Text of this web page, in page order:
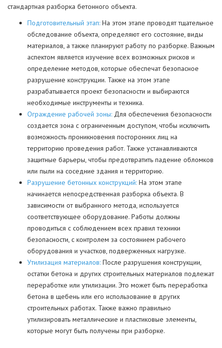
стандартная разборка бетонного объекта.
Подготовительный этап: На этом этапе проводят тщательное
обследование объекта, определяют его состояние, виды
материалов, а также планируют работу по разборке. Важным
аспектом является изучение всех возможных рисков и
определение методов, которые обеспечат безопасное
разрушение конструкции. Также на этом этапе
разрабатывается проект безопасности и выбираются
необходимые инструменты и техника.
Ограждение рабочей зоны: Для обеспечения безопасности
создается зона с ограниченным доступом, чтобы исключить
возможность проникновения посторонних лиц на
территорию проведения работ. Также устанавливаются
защитные барьеры, чтобы предотвратить падение обломков
или пыли на соседние здания и территорию.
Разрушение бетонных конструкций: На этом этапе
начинается непосредственная разборка объекта. В
зависимости от выбранного метода, используется
соответствующее оборудование. Работы должны
проводиться с соблюдением всех правил техники
безопасности, с контролем за состоянием рабочего
оборудования и участков, подверженных нагрузке.
Утилизация материалов: После разрушения конструкции,
остатки бетона и других строительных материалов подлежат
переработке или утилизации. Это может быть переработка
бетона в щебень или его использование в других
строительных работах. Также важно правильно
утилизировать металлические и пластиковые элементы,
которые могут быть получены при разборке.